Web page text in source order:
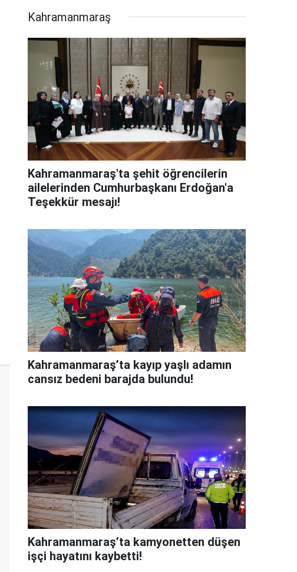
Kahramanmaraş
Kahramanmaraş'ta şehit öğrencilerin
ailelerinden Cumhurbaşkanı Erdoğan'a
Teşekkür mesajı!
Kahramanmaraş’ta kayıp yaşlı adamın
cansız bedeni barajda bulundu!
Kahramanmaraş’ta kamyonetten düşen
işçi hayatını kaybetti!